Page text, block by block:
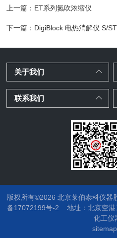
上一篇： ET系列氮吹浓缩仪
下一篇： DigiBlock 电热消解仪 S/
关于我们
联系我们
版权所有©2026 北京莱伯泰科仪
备17072199号-2
地址：北京空港
化工仪